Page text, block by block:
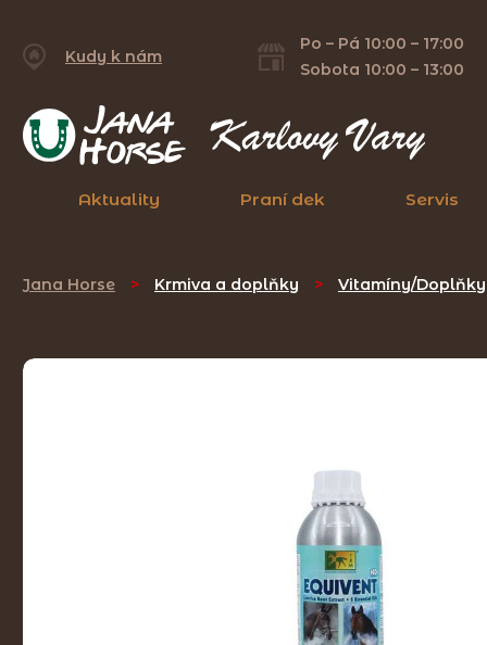
Kudy k nám
Po – Pá 10:00 – 17:00
Sobota 10:00 – 13:00
Aktuality Praní dek Servis
Jana Horse > Krmiva a doplňky > Vitamíny/Doplňky